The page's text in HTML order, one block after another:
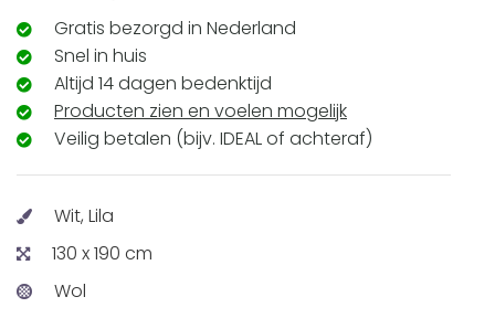
Gratis bezorgd in Nederland
Snel in huis
Altijd 14 dagen bedenktijd
Producten zien en voelen mogelijk
Veilig betalen (bijv. IDEAL of achteraf)
Wit, Lila
130 x 190 cm
Wol